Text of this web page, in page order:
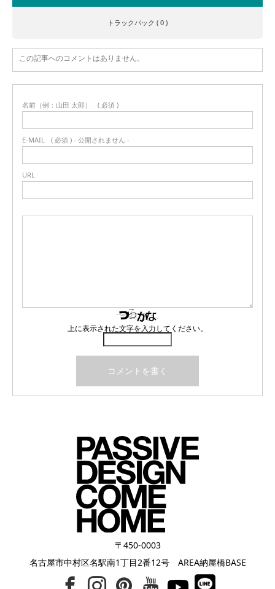
トラックバック ( 0 )
この記事へのコメントはありません。
名前（例：山田 太郎） ( 必須 )
E-MAIL ( 必須 ) - 公開されません -
URL
上に表示された文字を入力してください。
〒450-0003
名古屋市中村区名駅南1丁目2番12号 AREA納屋橋BASE